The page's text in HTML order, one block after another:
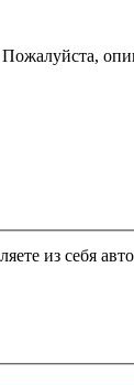
Пожалуйста,
из себя